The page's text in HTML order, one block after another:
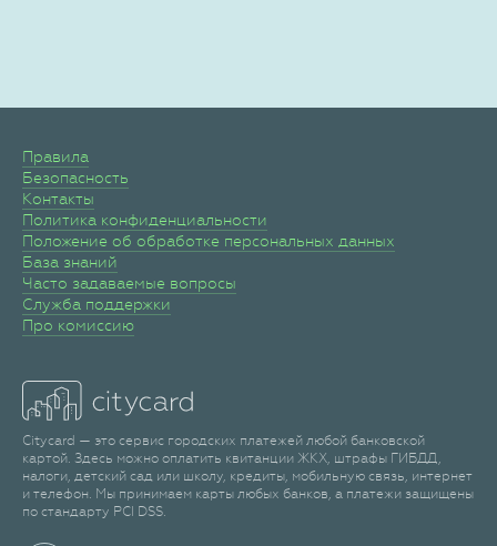
Правила
Безопасность
Контакты
Политика конфиденциальности
Положение об обработке персональных данных
База знаний
Часто задаваемые вопросы
Служба поддержки
Про комиссию
Citycard — это сервис городских платежей любой банковской
картой. Здесь можно оплатить квитанции ЖКХ, штрафы ГИБДД,
налоги, детский сад или школу, кредиты, мобильную связь, интернет
и телефон. Мы принимаем карты любых банков, а платежи защищены
по стандарту PCI DSS.